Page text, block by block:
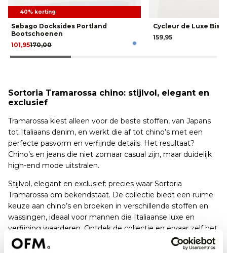
40% korting
Sebago Docksides Portland
Bootschoenen
170,00
101,95
Cycleur de Luxe
159,95
Sortoria Tramarossa chino: stijlvol, elegant en
exclusief
Tramarossa kiest alleen voor de beste stoffen, van Japans
tot Italiaans denim, en werkt die af tot chino’s met een
perfecte pasvorm en verfijnde details. Het resultaat?
Chino’s en jeans die niet zomaar casual zijn, maar duidelijk
high-end mode uitstralen.
Stijlvol, elegant en exclusief: precies waar Sortoria
Tramarossa om bekendstaat. De collectie biedt een ruime
keuze aan chino’s en broeken in verschillende stoffen en
wassingen, ideaal voor mannen die Italiaanse luxe en
verfijning waarderen. Ontdek de collectie en ervaar zelf het
verschil.